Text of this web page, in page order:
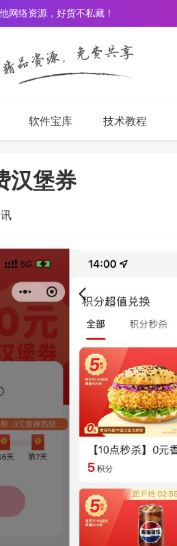
网络资源，好货不私藏！
软件宝库 技术教程
汉堡券